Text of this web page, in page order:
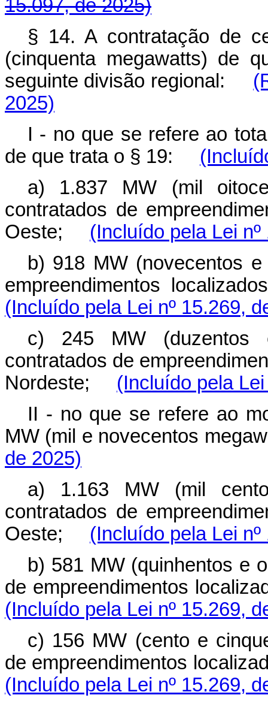
15.097, de 2025)
§ 14. A contratação de
(cinquenta megawatts) de
seguinte divisão regional:
2025)
I - no que se refere ao
de que trata o § 19:
a) 1.837 MW (mil
contratados de
Oeste; (Incluído pela Lei
b) 918 MW (novecentos
empreendimentos
(Incluído pela Lei nº 15.269,
c) 245 MW (duzentos
contratados de
Nordeste; (Incluído pela
II - no que se refere ao
MW (mil e novecentos
de 2025)
a) 1.163 MW (mil
contratados de
Oeste; (Incluído pela Lei
b) 581 MW (quinhentos e
de empreendimentos
(Incluído pela Lei nº 15.269,
c) 156 MW (cento e
de empreendimentos
(Incluído pela Lei nº 15.269,